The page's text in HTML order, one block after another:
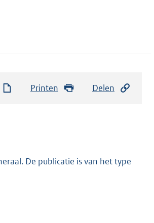
Printen Delen
De publicatie is van het type